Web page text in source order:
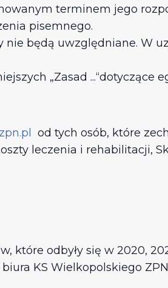
terminem jego
pisemnego.
będą uwzględniane. W
„Zasad ...“dotyczące
od tych osób, które
leczenia i rehabilitacji,
które odbyły się w 2020,
KS Wielkopolskiego